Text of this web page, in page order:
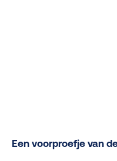
Een voorproefje van